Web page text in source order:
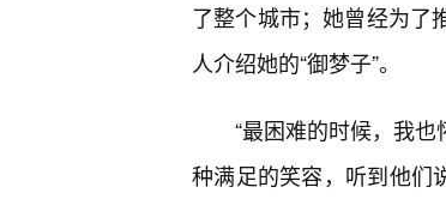
了整个城市；她曾经为了
人介绍她的“御梦子”。
“最困难的时候，我
种满足的笑容，听到他们